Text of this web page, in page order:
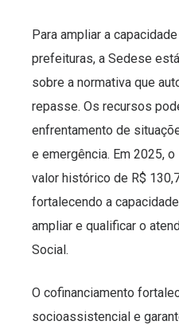
Para ampliar a
prefeituras, a Sedese
sobre a normativa que
repasse. Os recursos
enfrentamento de
e emergência. Em 2025,
valor histórico de R$
fortalecendo a
ampliar e qualificar o
Social.
O cofinanciamento
socioassistencial e